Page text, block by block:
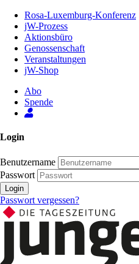
Inhalt
Seite
Rosa-Luxemburg-Konferenz
jW-Prozess
Aktionsbüro
Genossenschaft
Veranstaltungen
jW-Shop
Abo
Spende
Login
Benutzername
Passwort
Login
Passwort vergessen?